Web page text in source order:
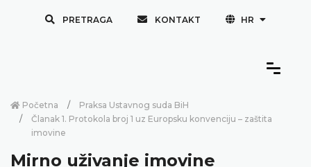
PRETRAGA KONTAKT HR
Početna
Praksa Ustavnog suda BiH
Članak 1. Protokola broj 1 uz Europsku konvenciju – zaštita
imovine
Mirno uživanje imovine